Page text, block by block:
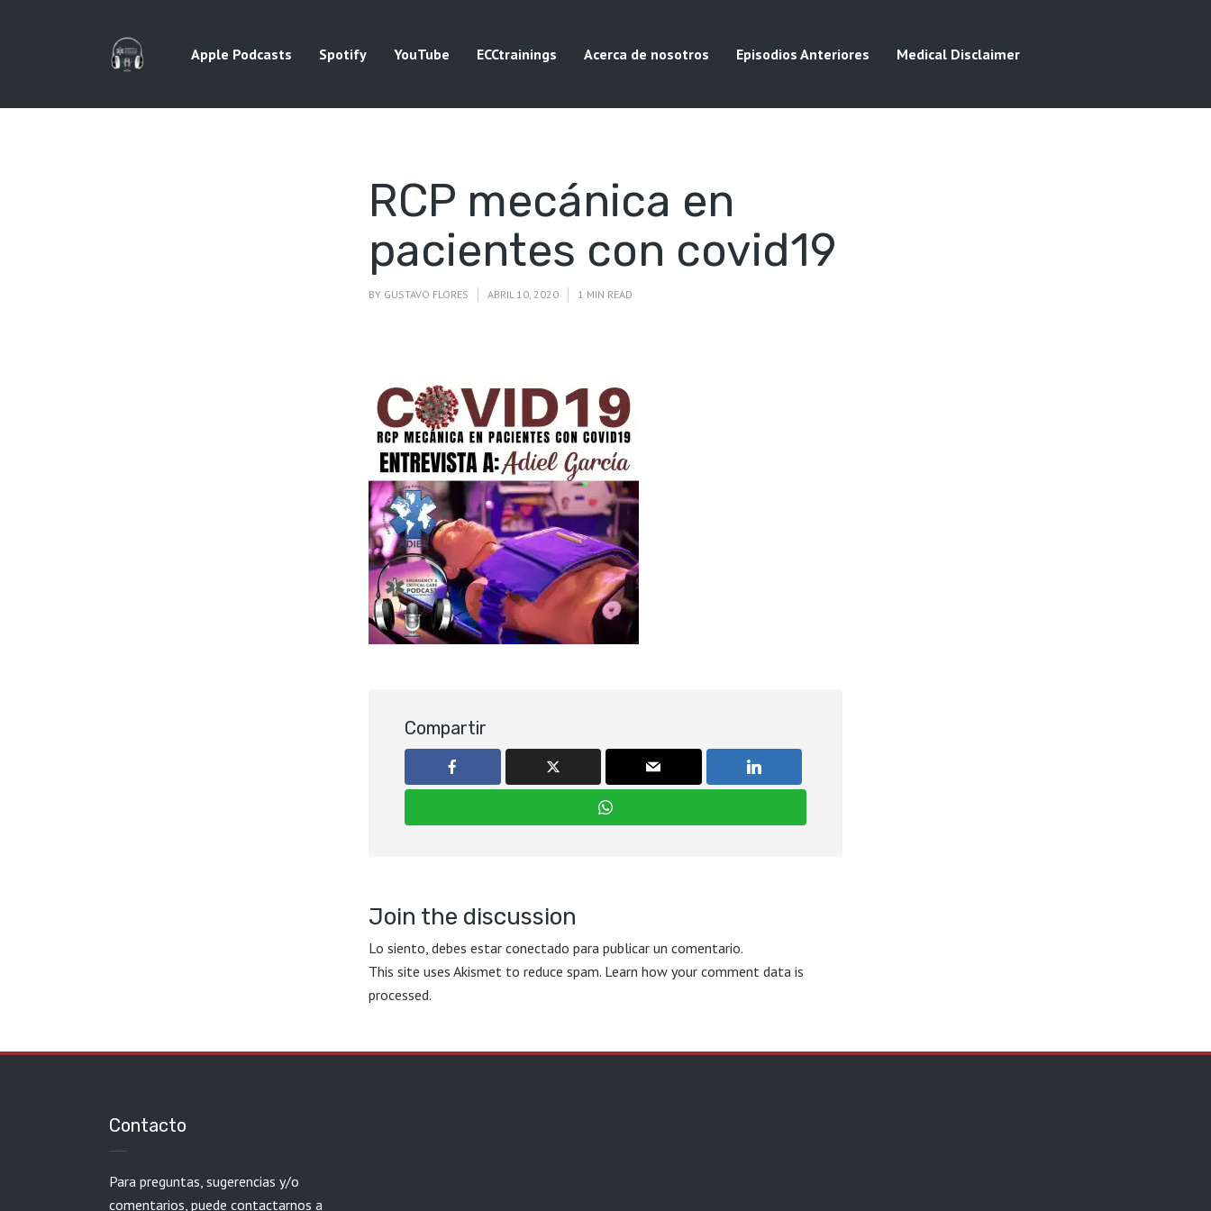
Apple Podcasts Spotify YouTube ECCtrainings Acerca de nosotros Episodios Anteriores Medical Disclaimer
RCP mecánica en
pacientes con covid19
BY GUSTAVO FLORES ABRIL 10, 2020 1 MIN READ
Compartir
Join the discussion
Lo siento, debes estar conectado para publicar un comentario.
This site uses Akismet to reduce spam. Learn how your comment data is
processed.
Contacto
Para preguntas, sugerencias y/o
comentarios, puede contactarnos a